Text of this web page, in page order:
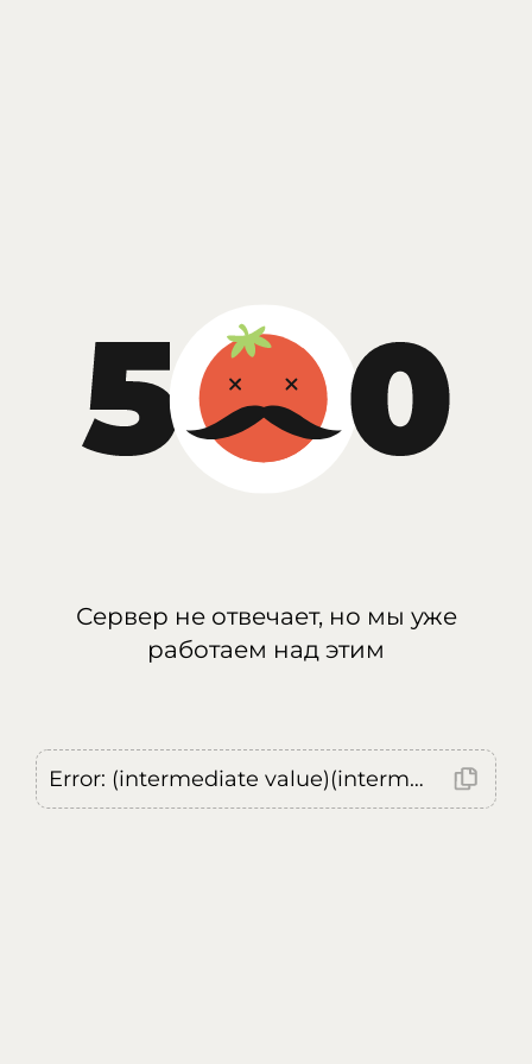
Сервер не отвечает, но мы уже
работаем над этим
Error: (intermediate value)(intermediate value)(intermediate value).replaceAll is not a function